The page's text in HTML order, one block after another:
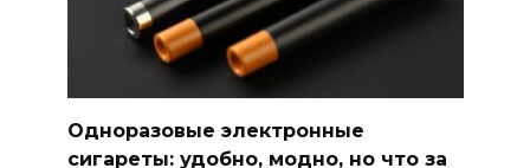
Одноразовые электронные
сигареты: удобно, модно, но что за